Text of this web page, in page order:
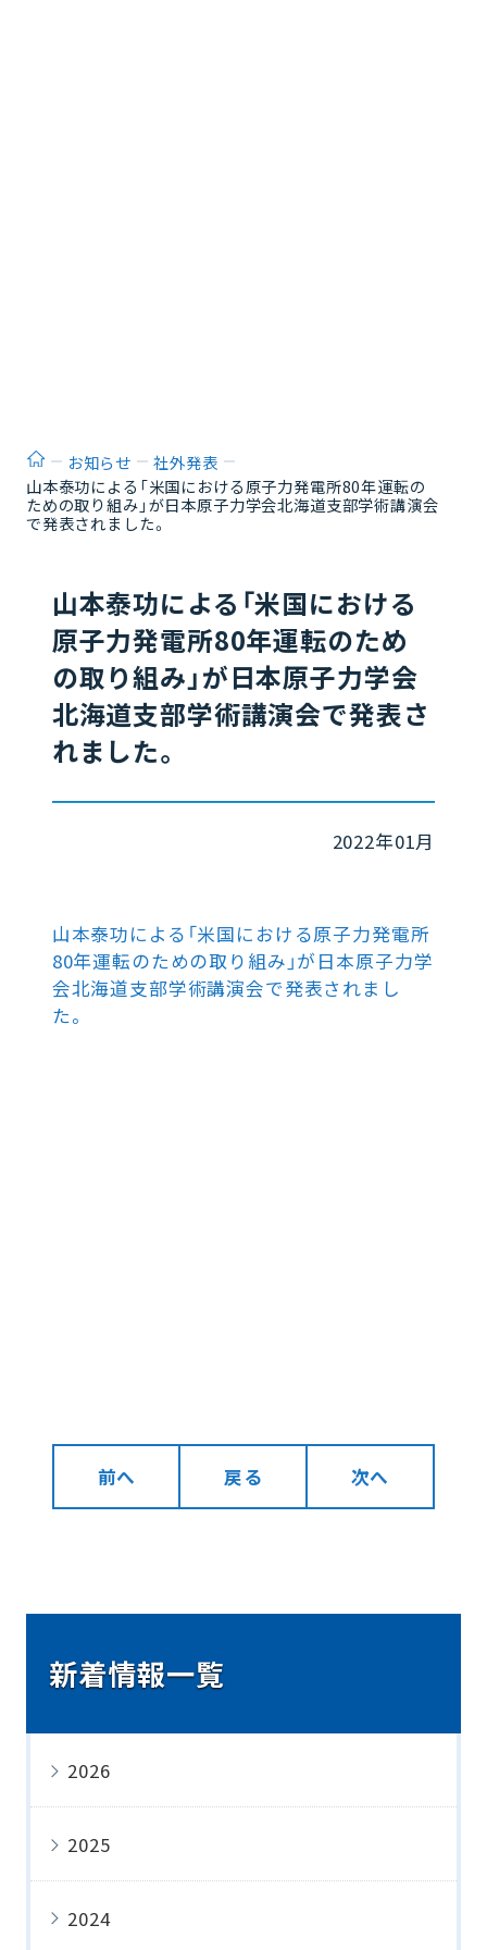
ホームお知らせ
社外発表
山本泰功による「米国における原子力発電所80年運転の
ための取り組み」が日本原子力学会北海道支部学術講演会
で発表されました。
山本泰功による「米国における
原子力発電所80年運転のため
の取り組み」が日本原子力学会
北海道支部学術講演会で発表さ
れました。
2022年01月
山本泰功による「米国における原子力発電所
80年運転のための取り組み」が日本原子力学
会北海道支部学術講演会で発表されまし
た。
前へ 戻る 次へ
新着情報一覧
2026
2025
2024